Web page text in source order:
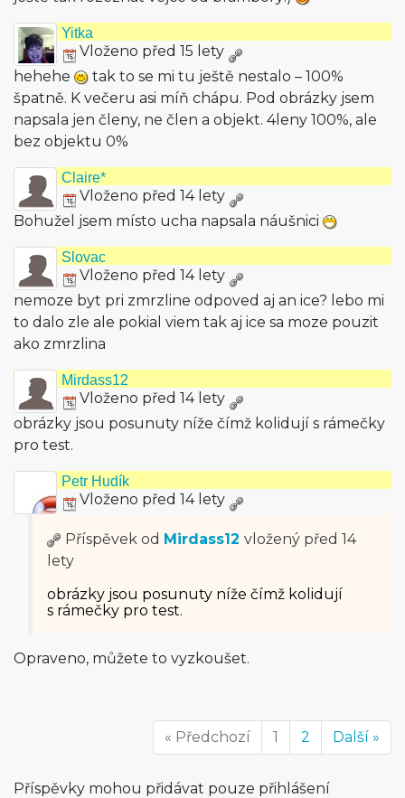
Yitka
Vloženo před 15 lety
hehehe
tak to se mi tu ještě nestalo – 100%
špatně. K večeru asi míň chápu. Pod obrázky jsem
napsala jen členy, ne člen a objekt. 4leny 100%, ale
bez objektu 0%
Claire*
Vloženo před 14 lety
Bohužel jsem místo ucha napsala náušnici
Slovac
Vloženo před 14 lety
nemoze byt pri zmrzline odpoved aj an ice? lebo mi
to dalo zle ale pokial viem tak aj ice sa moze pouzit
ako zmrzlina
Mirdass12
Vloženo před 14 lety
obrázky jsou posunuty níže čímž kolidují s rámečky
pro test.
Petr Hudík
Vloženo před 14 lety
Příspěvek od Mirdass12 vložený před 14
lety
obrázky jsou posunuty níže čímž kolidují
s rámečky pro test.
Opraveno, můžete to vyzkoušet.
« Předchozí 1 2 Další »
Příspěvky mohou přidávat pouze přihlášení